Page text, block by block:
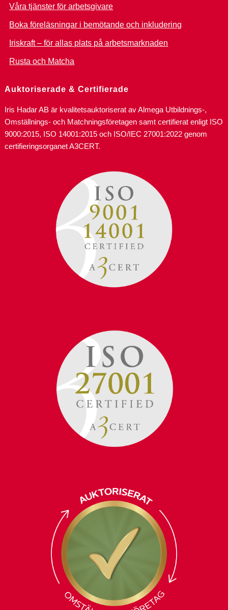
Våra tjänster för arbetsgivare
Boka föreläsningar i bemötande och inkludering
Iriskraft – för allas plats på arbetsmarknaden
Rusta och Matcha
Auktoriserade & Certifierade
Iris Hadar AB är kvalitetsauktoriserat av Almega Utbildnings-,
Omställnings- och Matchningsföretagen samt certifierat enligt ISO
9000:2015, ISO 14001:2015 och ISO/IEC 27001:2022 genom
certifieringsorganet A3CERT.